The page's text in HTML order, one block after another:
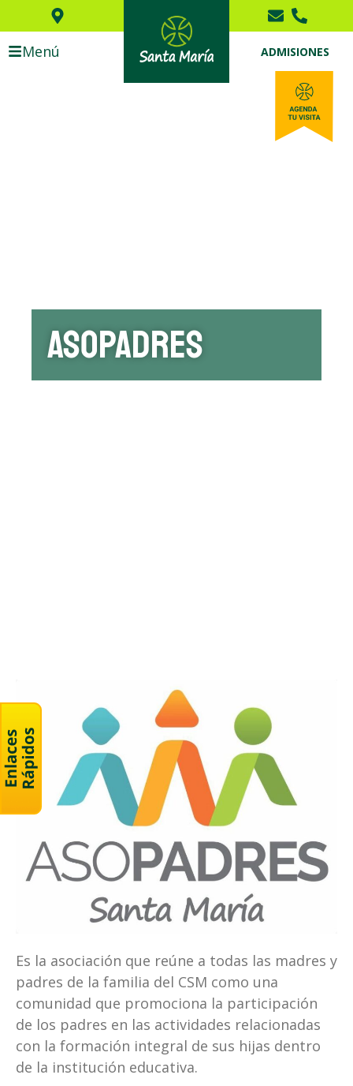
Menú ADMISIONES
ASOPADRES
Es la asociación que reúne a todas las madres y
padres de la familia del CSM como una
comunidad que promociona la participación
de los padres en las actividades relacionadas
con la formación integral de sus hijas dentro
de la institución educativa.